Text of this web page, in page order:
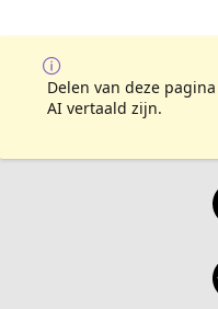
Delen van deze
AI vertaald zijn.